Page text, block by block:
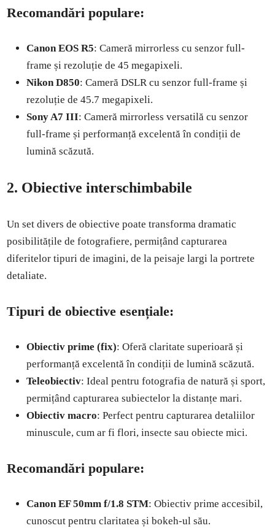
Recomandări populare:
Canon EOS R5: Cameră mirrorless cu senzor full-
frame și rezoluție de 45 megapixeli.
Nikon D850: Cameră DSLR cu senzor full-frame și
rezoluție de 45.7 megapixeli.
Sony A7 III: Cameră mirrorless versatilă cu senzor
full-frame și performanță excelentă în condiții de
lumină scăzută.
2. Obiective interschimbabile
Un set divers de obiective poate transforma dramatic
posibilitățile de fotografiere, permițând capturarea
diferitelor tipuri de imagini, de la peisaje largi la portrete
detaliate.
Tipuri de obiective esențiale:
Obiectiv prime (fix): Oferă claritate superioară și
performanță excelentă în condiții de lumină scăzută.
Teleobiectiv: Ideal pentru fotografia de natură și sport,
permițând capturarea subiectelor la distanțe mari.
Obiectiv macro: Perfect pentru capturarea detaliilor
minuscule, cum ar fi flori, insecte sau obiecte mici.
Recomandări populare:
Canon EF 50mm f/1.8 STM: Obiectiv prime accesibil,
cunoscut pentru claritatea și bokeh-ul său.